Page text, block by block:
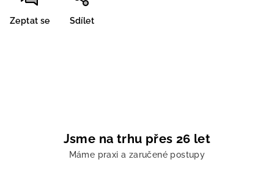
Zeptat se Sdílet
Jsme na trhu přes 26 let
Máme praxi a zaručené postupy